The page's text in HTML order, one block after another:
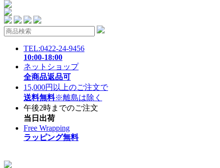
TEL:0422-24-9456
10:00-18:00
ネットショップ
全商品返品可
15,000円以上のご注文で
送料無料※離島は除く
午後2時までのご注文
当日出荷
Free Wrapping
ラッピング無料